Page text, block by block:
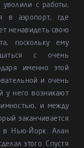
уволили с работы,
в аэропорт, где
ненавидеть свою
поскольку ему
с очень
именно этой
и очень
у него возникают
и между
заканчивается
в Нью-Йорк. Алан
этого. Спустя